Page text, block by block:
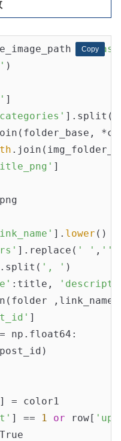
Copy
Copy
=
)
]
].split(
]
]. lower ()
].replace( ' ' , ''
', ' )
:title,
,link_name
]
np.float64:
= color1
] == 1 or row[